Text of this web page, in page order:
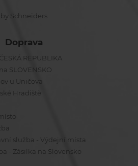
Schneiders
Doprava
REPUBLIKA
SLOVENSKO
u Uničova
Hradiště
služba - Výdejní místa
- Zásilka na Slovensko